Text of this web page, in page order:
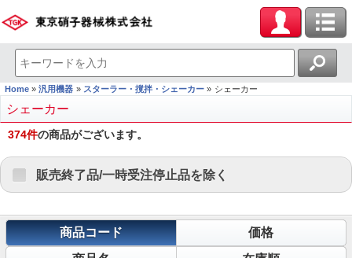
Home 汎用機器 スターラー・撹拌・シェーカー シェーカー
シェーカー
374件の商品がございます。
販売終了品/一時受注停止品を除く
商品コード
価格